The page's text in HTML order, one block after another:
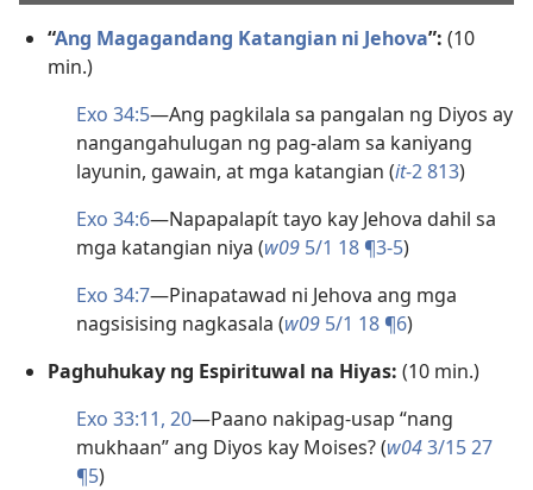
“Ang Magagandang Katangian ni Jehova”: (10
min.)
Exo 34:5—Ang pagkilala sa pangalan ng Diyos ay
nangangahulugan ng pag-alam sa kaniyang
layunin, gawain, at mga katangian (it-2 813)
Exo 34:6—Napapalapít tayo kay Jehova dahil sa
mga katangian niya (w09 5/1 18 ¶3-5)
Exo 34:7—Pinapatawad ni Jehova ang mga
nagsisising nagkasala (w09 5/1 18 ¶6)
Paghuhukay ng Espirituwal na Hiyas: (10 min.)
Exo 33:11, 20—Paano nakipag-usap “nang
mukhaan” ang Diyos kay Moises? (w043/15 27
¶5)